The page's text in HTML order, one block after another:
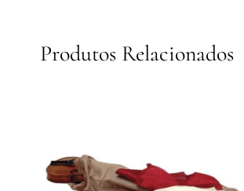
Produtos Relacionados